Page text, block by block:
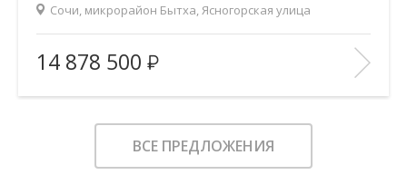
Сочи, микрорайон Бытха, Ясногорская улица
Площадь (общ/жил/кух), м2:
38.05/17.43/12.57
Количество комнат:
1
Этаж:
13/19
В ИЗБРАННОЕ
14 878 500
ВСЕ ПРЕДЛОЖЕНИЯ